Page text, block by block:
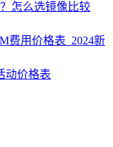
怎么选镜像比较
费用价格表_2024新
动价格表